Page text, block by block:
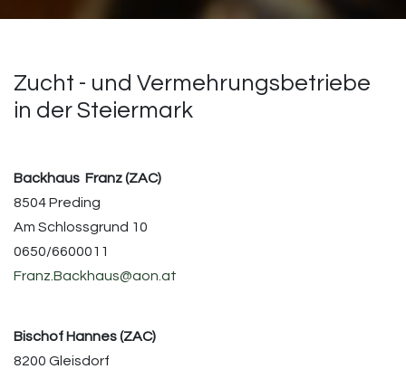
Zucht - und Vermehrungsbetriebe
in der Steiermark
Backhaus Franz (ZAC)
8504 Preding
Am Schlossgrund 10
0650/6600011
Franz.Backhaus@aon.at
Bischof Hannes (ZAC)
8200 Gleisdorf